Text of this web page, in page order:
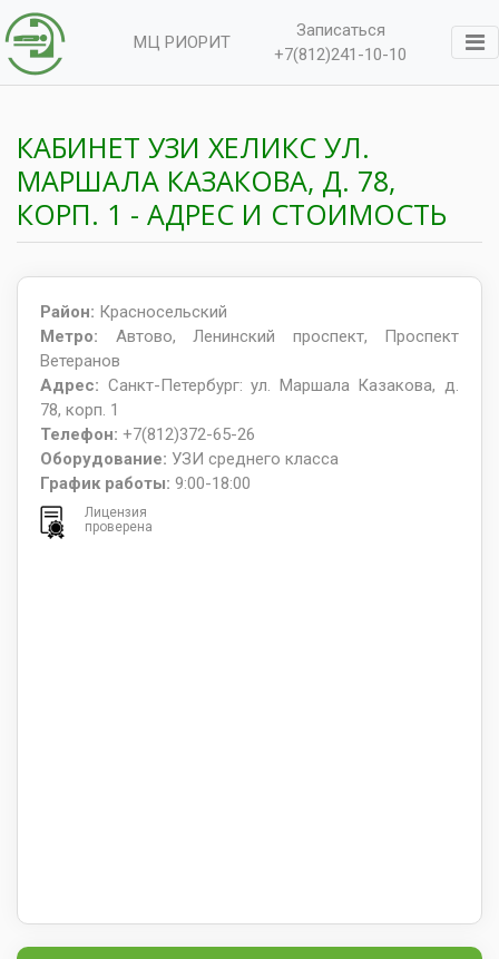
МЦ РИОРИТ
Записаться
+7(812)241-10-10
КАБИНЕТ УЗИ ХЕЛИКС УЛ.
МАРШАЛА КАЗАКОВА, Д. 78,
КОРП. 1 - АДРЕС И СТОИМОСТЬ
Район: Красносельский
Метро: Автово, Ленинский проспект, Проспект
Ветеранов
Адрес: Санкт-Петербург: ул. Маршала Казакова, д.
78, корп. 1
Телефон: +7(812)372-65-26
Оборудование: УЗИ среднего класса
График работы: 9:00-18:00
Лицензия
проверена